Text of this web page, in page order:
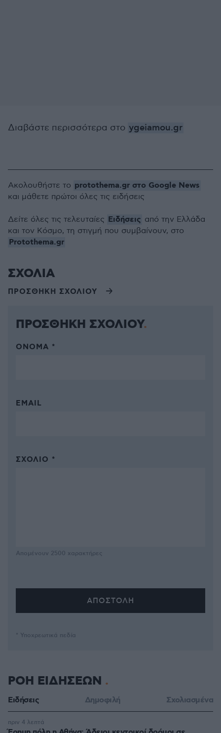
Διαβάστε περισσότερα στο ygeiamou.gr
Ακολουθήστε το protothema.gr στο Google News
και μάθετε πρώτοι όλες τις ειδήσεις
Δείτε όλες τις τελευταίες Ειδήσεις από την Ελλάδα
και τον Κόσμο, τη στιγμή που συμβαίνουν, στο
Protothema.gr
ΣΧΟΛΙΑ
ΠΡΟΣΘΗΚΗ ΣΧΟΛΙΟΥ
ΠΡΟΣΘΗΚΗ ΣΧΟΛΙΟΥ
ΌΝΟΜΑ *
EMAIL
ΣΧΌΛΙΟ *
Απομένουν 2500 χαρακτήρες
* Υποχρεωτικά πεδία
ΡΟΗ ΕΙΔΗΣΕΩΝ
Ειδήσεις Δημοφιλή Σχολιασμένα
πριν 4 λεπτά